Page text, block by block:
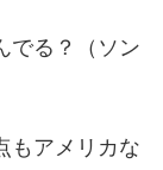
でる？（ソン
もアメリカな